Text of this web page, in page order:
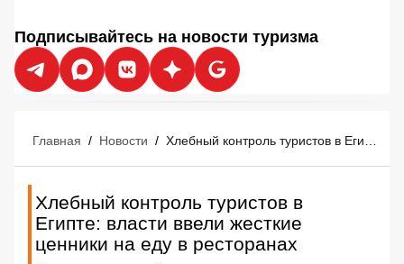
Подписывайтесь на новости туризма
Главная / Новости / Хлебный контроль туристов в Египте: власти ввели жесткие ценники на еду в ресторанах
Хлебный контроль туристов в
Египте: власти ввели жесткие
ценники на еду в ресторанах